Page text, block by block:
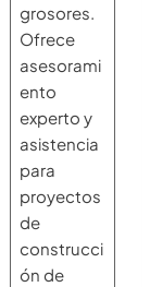
grosores.
Ofrece
asesorami
ento
experto y
asistencia
para
proyectos
de
construcci
ón de